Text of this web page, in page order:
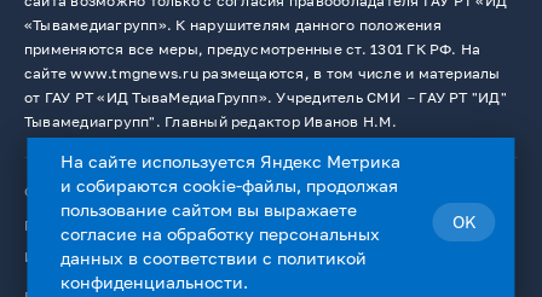
«Тывамедиагрупп». К нарушителям данного положения
применяются все меры, предусмотренные ст. 1301 ГК РФ. На
сайте www.tmgnews.ru размещаются, в том числе и материалы
от ГАУ РТ «ИД ТываМедиаГрупп». Учредитель СМИ －ГАУ РТ "ИД"
Тывамедиагрупп". Главный редактор Иванов Н.М.
© 2026. Все права защищены.
12+
Пользовательское соглашение
Использование cookie-файлов
На сайте используется Яндекс Метрика
и собираются cookie-файлы, продолжая
пользование сайтом вы выражаете
согласие наобработку персональных
данных в соответствии с политикой
конфиденциальности.
OK